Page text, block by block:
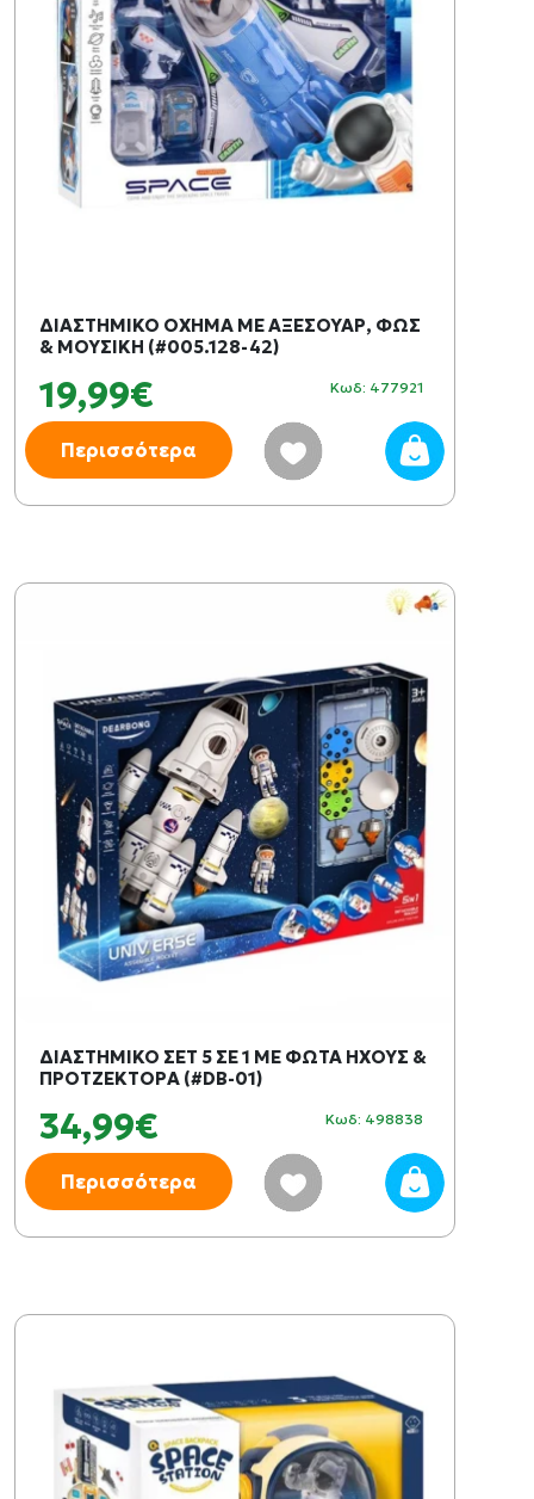
ΔΙΑΣΤΗΜΙΚΟ ΟΧΗΜΑ ΜΕ ΑΞΕΣΟΥΑΡ, ΦΩΣ
& ΜΟΥΣΙΚΗ (#005.128-42)
19,99€ Κωδ: 477921
Περισσότερα
ΔΙΑΣΤΗΜΙΚΟ ΣΕΤ 5 ΣΕ 1 ΜΕ ΦΩΤΑ ΗΧΟΥΣ &
ΠΡΟΤΖΕΚΤΟΡΑ (#DB-01)
34,99€ Κωδ: 498838
Περισσότερα